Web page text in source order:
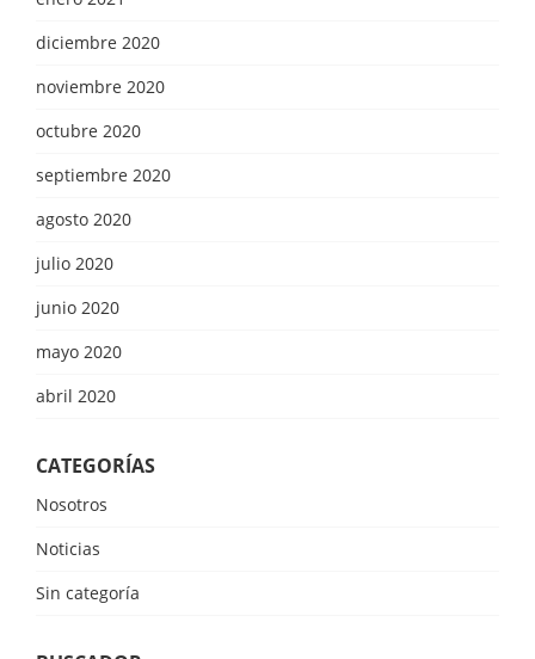
diciembre 2020
noviembre 2020
octubre 2020
septiembre 2020
agosto 2020
julio 2020
junio 2020
mayo 2020
abril 2020
CATEGORÍAS
Nosotros
Noticias
Sin categoría